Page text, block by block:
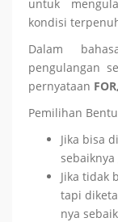
untuk
kondisi
Dalam
pengulangan
pernyataan
Pemilihan
Jika bisa
Jika tidak
tapi
nya